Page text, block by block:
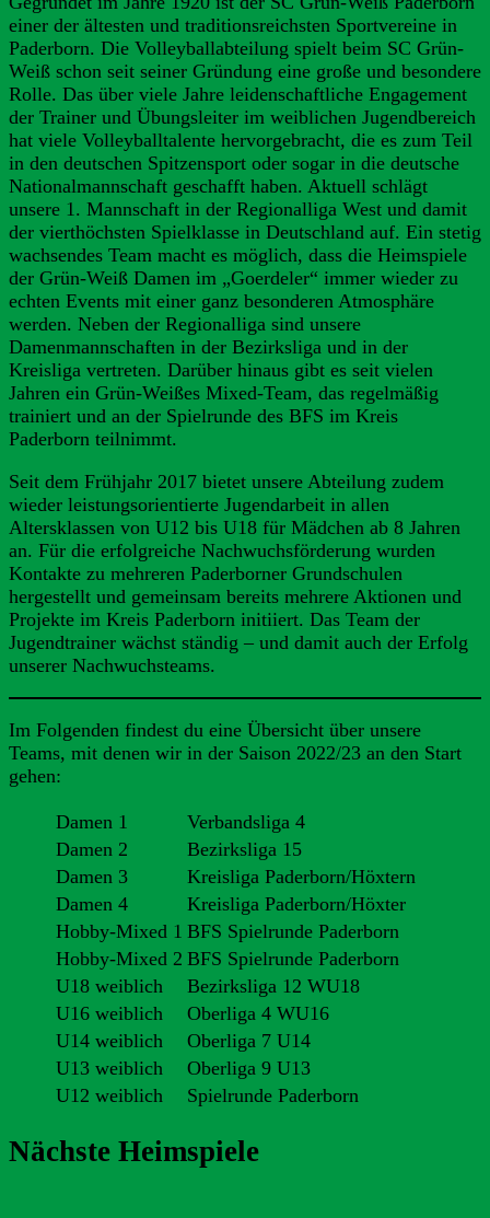
einer der ältesten und traditionsreichsten Sportvereine in
Paderborn. Die Volleyballabteilung spielt beim SC Grün-
Weiß schon seit seiner Gründung eine große und besondere
Rolle. Das über viele Jahre leidenschaftliche Engagement
der Trainer und Übungsleiter im weiblichen Jugendbereich
hat viele Volleyballtalente hervorgebracht, die es zum Teil
in den deutschen Spitzensport oder sogar in die deutsche
Nationalmannschaft geschafft haben. Aktuell schlägt
unsere 1. Mannschaft in der Regionalliga West und damit
der vierthöchsten Spielklasse in Deutschland auf. Ein stetig
wachsendes Team macht es möglich, dass die Heimspiele
der Grün-Weiß Damen im „Goerdeler“ immer wieder zu
echten Events mit einer ganz besonderen Atmosphäre
werden. Neben der Regionalliga sind unsere
Damenmannschaften in der Bezirksliga und in der
Kreisliga vertreten. Darüber hinaus gibt es seit vielen
Jahren ein Grün-Weißes Mixed-Team, das regelmäßig
trainiert und an der Spielrunde des BFS im Kreis
Paderborn teilnimmt.
Seit dem Frühjahr 2017 bietet unsere Abteilung zudem
wieder leistungsorientierte Jugendarbeit in allen
Altersklassen von U12 bis U18 für Mädchen ab 8 Jahren
an. Für die erfolgreiche Nachwuchsförderung wurden
Kontakte zu mehreren Paderborner Grundschulen
hergestellt und gemeinsam bereits mehrere Aktionen und
Projekte im Kreis Paderborn initiiert. Das Team der
Jugendtrainer wächst ständig – und damit auch der Erfolg
unserer Nachwuchsteams.
Im Folgenden findest du eine Übersicht über unsere
Teams, mit denen wir in der Saison 2022/23 an den Start
gehen:
Damen 1
Verbandsliga 4
Damen 2
Bezirksliga 15
Damen 3
Kreisliga Paderborn/Höxtern
Damen 4
Kreisliga Paderborn/Höxter
Hobby-Mixed 1 BFS Spielrunde Paderborn
Hobby-Mixed 2 BFS Spielrunde Paderborn
U18 weiblich
Bezirksliga 12 WU18
U16 weiblich
Oberliga 4 WU16
U14 weiblich
Oberliga 7 U14
U13 weiblich
Oberliga 9 U13
U12 weiblich
Spielrunde Paderborn
Nächste Heimspiele